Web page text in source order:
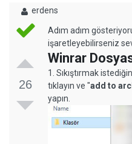
erdens
26
Adım adım
işaretleyebilirseniz
Winrar
1. Sıkıştırmak
tıklayın ve "add to
yapın.